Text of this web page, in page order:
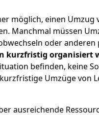
möglich, einen Umzug
Manchmal müssen
oder anderen
kurzfristig organisiert
befinden, keine
Umzüge von
ausreichende